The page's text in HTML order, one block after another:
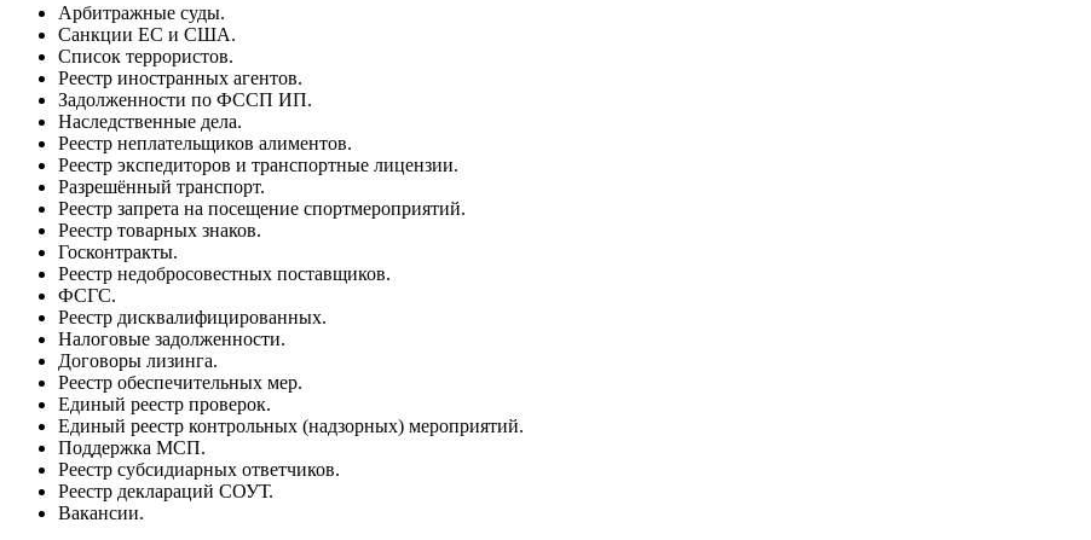
Арбитражные суды.
Санкции ЕС и США.
Список террористов.
Реестр иностранных агентов.
Задолженности по ФССП ИП.
Наследственные дела.
Реестр неплательщиков алиментов.
Реестр экспедиторов и транспортные лицензии.
Разрешённый транспорт.
Реестр запрета на посещение спортмероприятий.
Реестр товарных знаков.
Госконтракты.
Реестр недобросовестных поставщиков.
ФСГС.
Реестр дисквалифицированных.
Налоговые задолженности.
Договоры лизинга.
Реестр обеспечительных мер.
Единый реестр проверок.
Единый реестр контрольных (надзорных) мероприятий.
Поддержка МСП.
Реестр субсидиарных ответчиков.
Реестр деклараций СОУТ.
Вакансии.